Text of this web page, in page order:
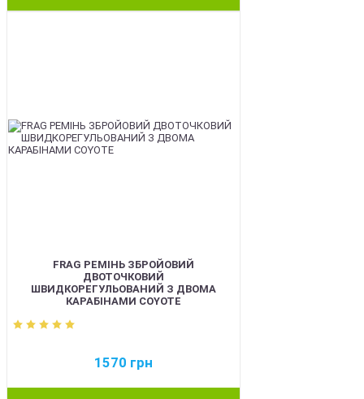
FRAG РЕМІНЬ ЗБРОЙОВИЙ
ДВОТОЧКОВИЙ
ШВИДКОРЕГУЛЬОВАНИЙ З ДВОМА
КАРАБІНАМИ COYOTE
1570 грн